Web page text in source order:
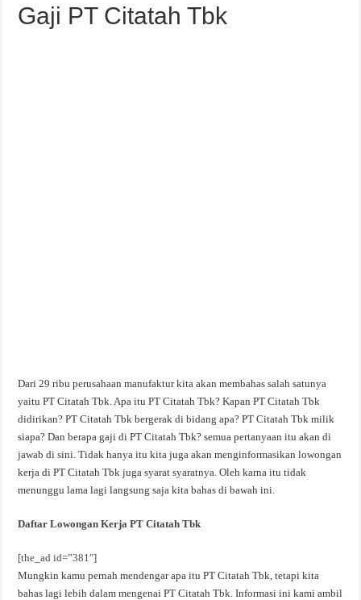
Gaji PT Citatah Tbk
Dari 29 ribu perusahaan manufaktur kita akan membahas salah satunya
yaitu PT Citatah Tbk. Apa itu PT Citatah Tbk? Kapan PT Citatah Tbk
didirikan? PT Citatah Tbk bergerak di bidang apa? PT Citatah Tbk milik
siapa? Dan berapa gaji di PT Citatah Tbk? semua pertanyaan itu akan di
jawab di sini. Tidak hanya itu kita juga akan menginformasikan lowongan
kerja di PT Citatah Tbk juga syarat syaratnya. Oleh karna itu tidak
menunggu lama lagi langsung saja kita bahas di bawah ini.
Daftar Lowongan Kerja PT Citatah Tbk
[the_ad id=”381″]
Mungkin kamu pernah mendengar apa itu PT Citatah Tbk, tetapi kita
bahas lagi lebih dalam mengenai PT Citatah Tbk. Informasi ini kami ambil